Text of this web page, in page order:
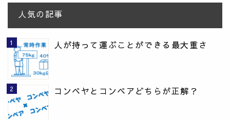
人気の記事
人が持って運ぶことができる最大重さ
コンベヤとコンベアどちらが正解？